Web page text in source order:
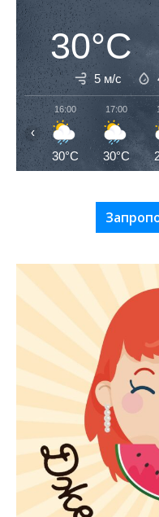
30°C
5 м/с
16:00
30°C
17:00
30°C
‹